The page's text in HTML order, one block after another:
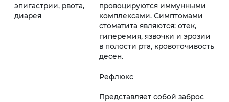
эпигастрии, рвота,
диарея
провоцируются иммунными
комплексами. Симптомами
стоматита являются: отек,
гиперемия, язвочки и эрозии
в полости рта, кровоточивость
десен.
Рефлюкс
Представляет собой заброс